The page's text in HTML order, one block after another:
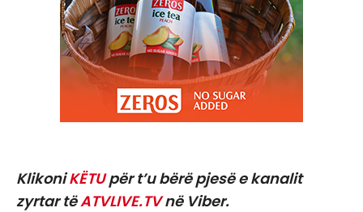
KlikoniKËTUpër t’u bërë pjesë e kanalit
zyrtar tëATVLIVE.TVnë Viber.